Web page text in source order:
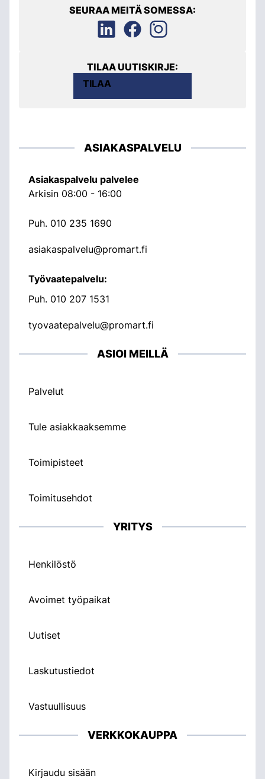
SEURAA MEITÄ SOMESSA:
TILAA UUTISKIRJE:
TILAA
ASIAKASPALVELU
Asiakaspalvelu palvelee
Arkisin 08:00 - 16:00
Puh. 010 235 1690
asiakaspalvelu@promart.fi
Työvaatepalvelu:
Puh. 010 207 1531
tyovaatepalvelu@promart.fi
ASIOI MEILLÄ
Palvelut
Tule asiakkaaksemme
Toimipisteet
Toimitusehdot
YRITYS
Henkilöstö
Avoimet työpaikat
Uutiset
Laskutustiedot
Vastuullisuus
VERKKOKAUPPA
Kirjaudu sisään